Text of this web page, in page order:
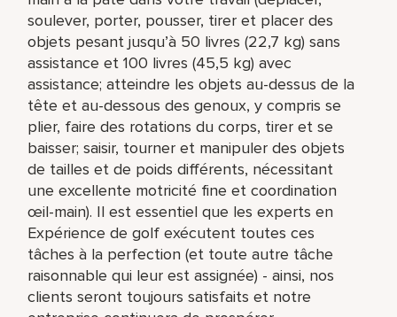
soulever, porter, pousser, tirer et placer des
objets pesant jusqu’à 50 livres (22,7 kg) sans
assistance et 100 livres (45,5 kg) avec
assistance; atteindre les objets au-dessus de la
tête et au-dessous des genoux, y compris se
plier, faire des rotations du corps, tirer et se
baisser; saisir, tourner et manipuler des objets
de tailles et de poids différents, nécessitant
une excellente motricité fine et coordination
œil-main). Il est essentiel que les experts en
Expérience de golf exécutent toutes ces
tâches à la perfection (et toute autre tâche
raisonnable qui leur est assignée) - ainsi, nos
clients seront toujours satisfaits et notre